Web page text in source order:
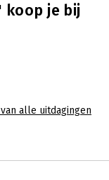
je bij
alle uitdagingen